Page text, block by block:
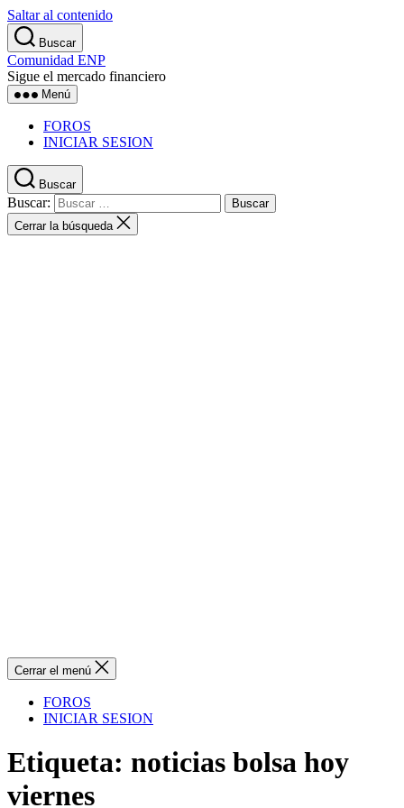
Saltar al contenido
Buscar
Comunidad ENP
Sigue el mercado financiero
Menú
FOROS
INICIAR SESION
Buscar
Buscar:
Cerrar la búsqueda
Cerrar el menú
FOROS
INICIAR SESION
Etiqueta: noticias bolsa hoy
viernes